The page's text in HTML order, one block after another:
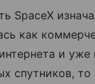
SpaceX
как
и уже
спутников, то